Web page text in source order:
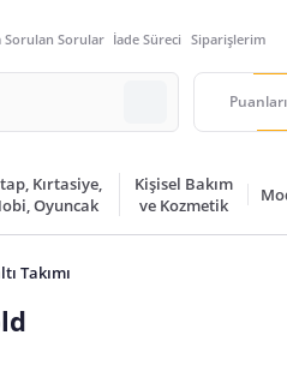
Sorulan Sorular İade Süreci Siparişlerim
Kırtasiye,
Oyuncak
Kişisel Bakım
ve Kozmetik
Takımı